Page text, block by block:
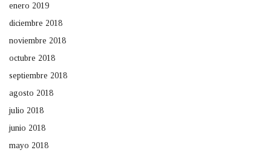
enero 2019
diciembre 2018
noviembre 2018
octubre 2018
septiembre 2018
agosto 2018
julio 2018
junio 2018
mayo 2018